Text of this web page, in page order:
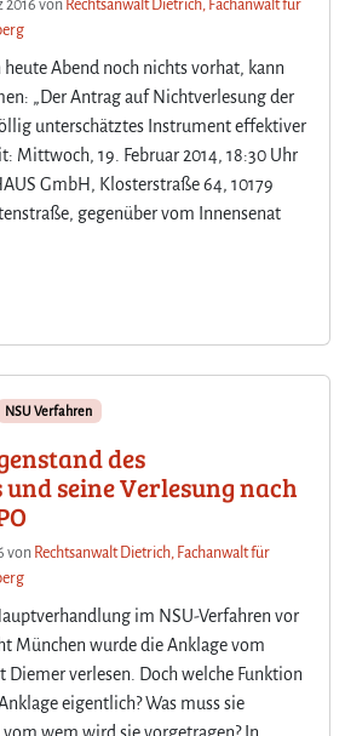
2016 von Rechtsanwalt Dietrich, Fachanwalt für
Abend noch nichts vorhat, kann
„Der Antrag auf Nichtverlesung der
unterschätztes Instrument effektiver
Mittwoch, 19. Februar 2014, 18:30 Uhr
GmbH, Klosterstraße 64, 10179
gegenüber vom Innensenat
NSU Verfahren
des
seine Verlesung nach
von Rechtsanwalt Dietrich, Fachanwalt für
im NSU-Verfahren vor
München wurde die Anklage vom
Diemer verlesen. Doch welche Funktion
eigentlich? Was muss sie